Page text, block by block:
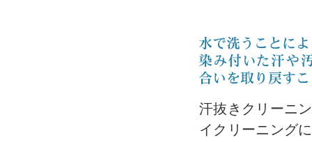
汗抜きクリーニ
イクリーニング